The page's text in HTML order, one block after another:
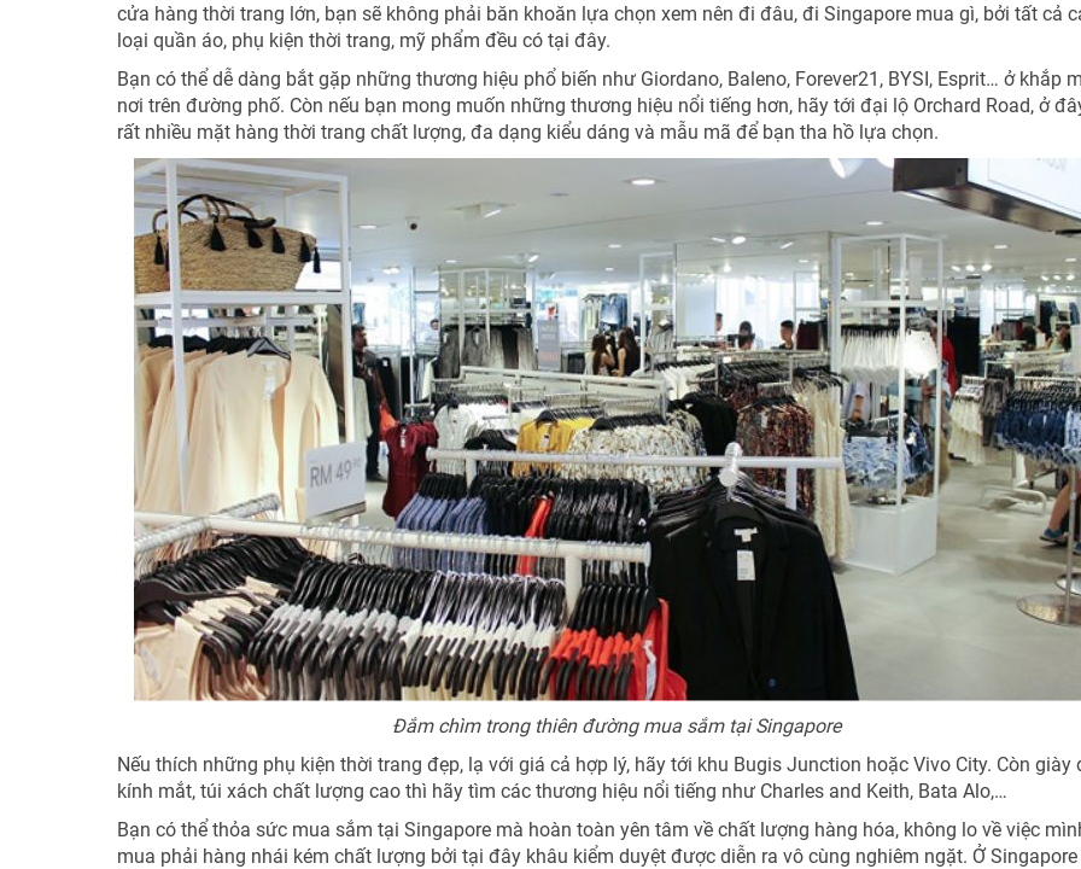
cửa hàng thời trang lớn, bạn sẽ không phải băn khoăn lựa chọn xem nên đi đâu, đi Singapore mua gì, bởi tất cả
loại quần áo, phụ kiện thời trang, mỹ phẩm đều có tại đây.
Bạn có thể dễ dàng bắt gặp những thương hiệu phổ biến như Giordano, Baleno, Forever21, BYSI, Esprit… ở khắp
nơi trên đường phố. Còn nếu bạn mong muốn những thương hiệu nổi tiếng hơn, hãy tới đại lộ Orchard Road, ở
rất nhiều mặt hàng thời trang chất lượng, đa dạng kiểu dáng và mẫu mã để bạn tha hồ lựa chọn.
Đắm chìm trong thiên đường mua sắm tại Singapore
Nếu thích những phụ kiện thời trang đẹp, lạ với giá cả hợp lý, hãy tới khu Bugis Junction hoặc Vivo City. Còn giày
kính mắt, túi xách chất lượng cao thì hãy tìm các thương hiệu nổi tiếng như Charles and Keith, Bata Alo,…
Bạn có thể thỏa sức mua sắm tại Singapore mà hoàn toàn yên tâm về chất lượng hàng hóa, không lo về việc
mua phải hàng nhái kém chất lượng bởi tại đây khâu kiểm duyệt được diễn ra vô cùng nghiêm ngặt. Ở